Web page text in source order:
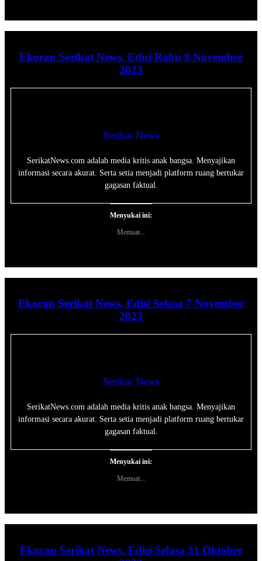
Ekoran Serikat News, Edisi Rabu 8 November
2023
Serikat News
SerikatNews.com adalah media kritis anak bangsa. Menyajikan
informasi secara akurat. Serta setia menjadi platform ruang bertukar
gagasan faktual.
Menyukai ini:
Memuat...
Ekoran Serikat News, Edisi Selasa 7 November
2023
Serikat News
SerikatNews.com adalah media kritis anak bangsa. Menyajikan
informasi secara akurat. Serta setia menjadi platform ruang bertukar
gagasan faktual.
Menyukai ini:
Memuat...
Ekoran Serikat News, Edisi Selasa 31 Oktober